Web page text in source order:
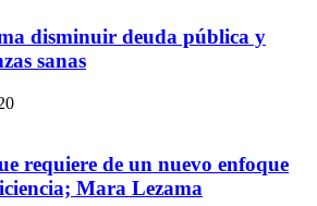
disminuir deuda pública y
sanas
requiere de un nuevo enfoque
Mara Lezama